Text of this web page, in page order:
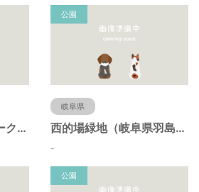
FUKUJUスポーツパーク（羽島市運動公園）（岐阜県羽島市）
公園
岐阜県
西的場緑地（岐阜県羽島市）
-
公園